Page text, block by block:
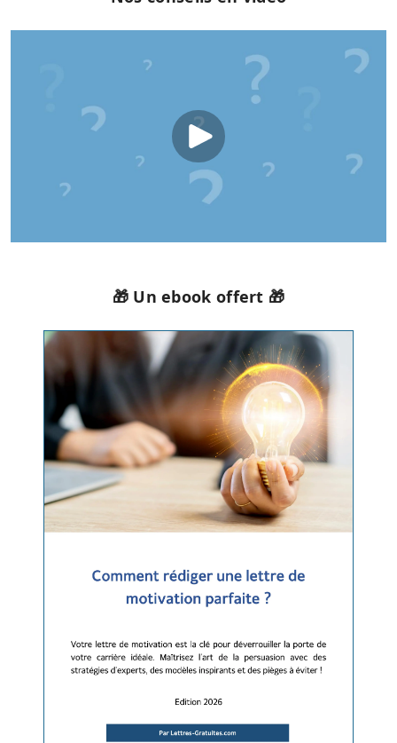
🎁 Un ebook offert 🎁